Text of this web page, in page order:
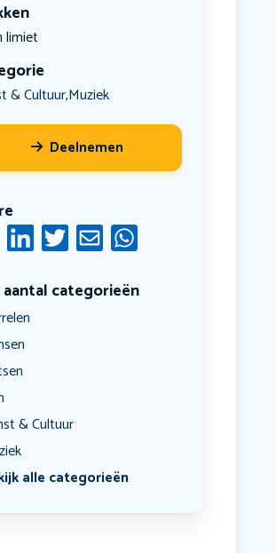
limiet
& Cultuur,Muziek
Deelnemen
aantal categorieën
& Cultuur
alle categorieën